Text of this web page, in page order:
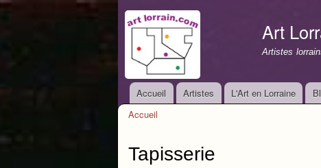
Art
Artistes
Menu principal
Accueil Artistes L'Art en Lorraine
Accueil
Tapisserie